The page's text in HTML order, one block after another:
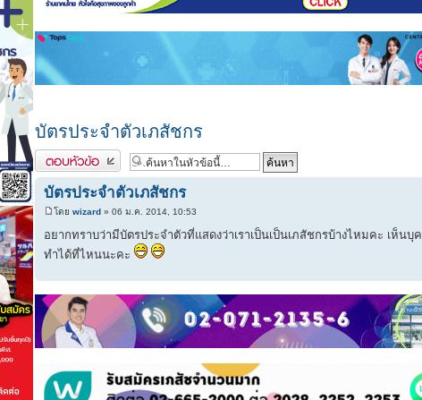
บัตรประจำตัวเภสัชกร
ตอบกระทู้
บัตรประจำตัวเภสัชกร
โดย wizard » 06 ม.ค. 2014, 10:53
อยากทราบว่ามีบัตรประจำตัวที่แสดงว่าเราเป็นเป็นเภสัชกรบ้างไหมคะ เห็
ทำได้ที่ไหนนะคะ